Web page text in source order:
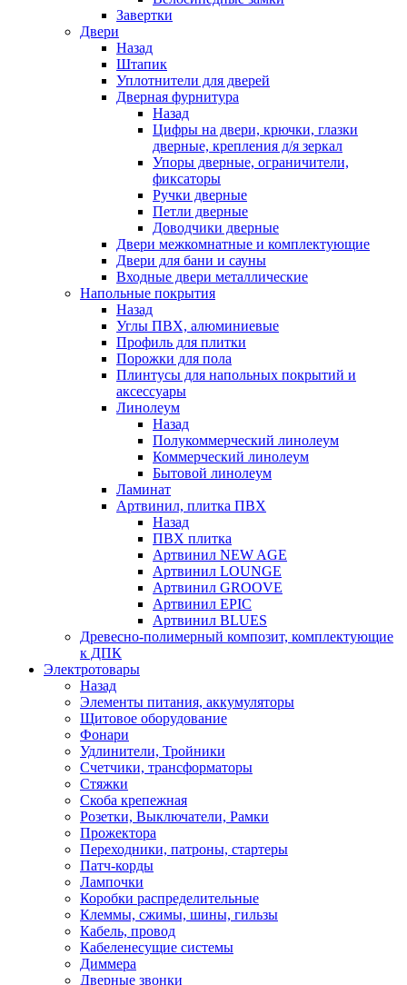
Завертки
Двери
Назад
Штапик
Уплотнители для дверей
Дверная фурнитура
Назад
Цифры на двери, крючки, глазки
дверные, крепления д/я зеркал
Упоры дверные, ограничители,
фиксаторы
Ручки дверные
Петли дверные
Доводчики дверные
Двери межкомнатные и комплектующие
Двери для бани и сауны
Входные двери металлические
Напольные покрытия
Назад
Углы ПВХ, алюминиевые
Профиль для плитки
Порожки для пола
Плинтусы для напольных покрытий и
аксессуары
Линолеум
Назад
Полукоммерческий линолеум
Коммерческий линолеум
Бытовой линолеум
Ламинат
Артвинил, плитка ПВХ
Назад
ПВХ плитка
Артвинил NEW AGE
Артвинил LOUNGE
Артвинил GROOVE
Артвинил EPIC
Артвинил BLUES
Древесно-полимерный композит, комплектующие
к ДПК
Электротовары
Назад
Элементы питания, аккумуляторы
Щитовое оборудование
Фонари
Удлинители, Тройники
Счетчики, трансформаторы
Стяжки
Скоба крепежная
Розетки, Выключатели, Рамки
Прожектора
Переходники, патроны, стартеры
Патч-корды
Лампочки
Коробки распределительные
Клеммы, сжимы, шины, гильзы
Кабель, провод
Кабеленесущие системы
Диммера
Дверные звонки